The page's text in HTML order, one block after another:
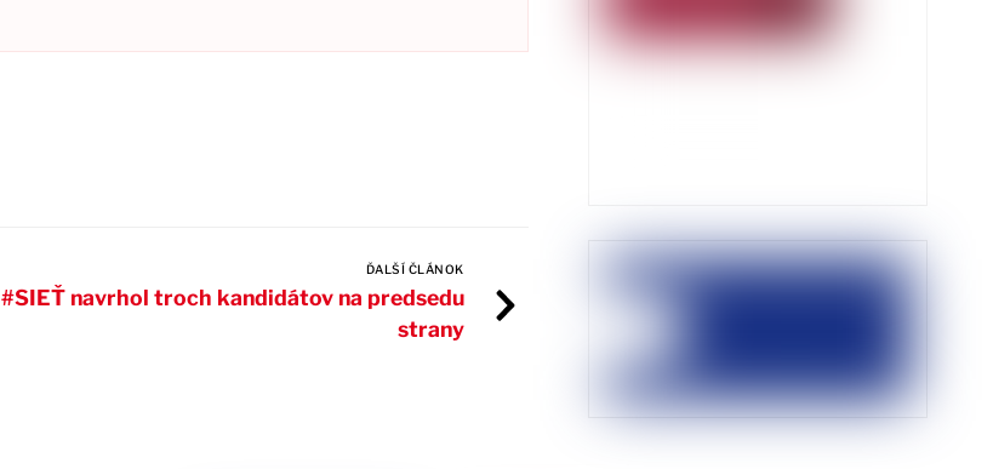
ĎALŠÍ ČLÁNOK
#SIEŤ navrhol troch kandidátov na predsedu
strany